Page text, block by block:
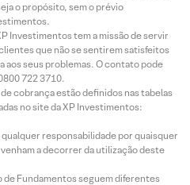
o propósito, sem o prévio
Investimentos tem a missão de servir
que não se sentirem satisfeitos
aos seus problemas. O contato pode
722 3710.
cobrança estão definidos nas tabelas
no site da XP Investimentos:
responsabilidade por quaisquer
a decorrer da utilização deste
de Fundamentos seguem diferentes